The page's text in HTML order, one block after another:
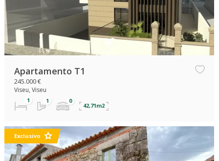
Apartamento T1
245.000 €
Viseu, Viseu
42,71m2
Exclusivo